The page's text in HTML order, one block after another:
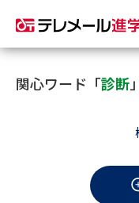
資
大学・短大の資料種
関心ワード「診断